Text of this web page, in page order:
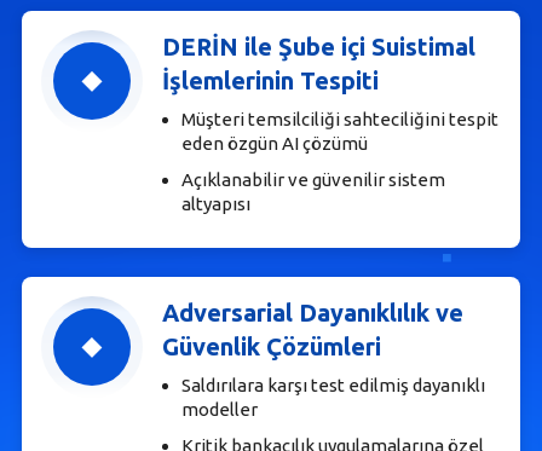
DERİN ile Şube içi Suistimal
İşlemlerinin Tespiti
Müşteri temsilciliği sahteciliğini tespit
eden özgün AI çözümü
Açıklanabilir ve güvenilir sistem
altyapısı
Adversarial Dayanıklılık ve
Güvenlik Çözümleri
Saldırılara karşı test edilmiş dayanıklı
modeller
Kritik bankacılık uygulamalarına özel